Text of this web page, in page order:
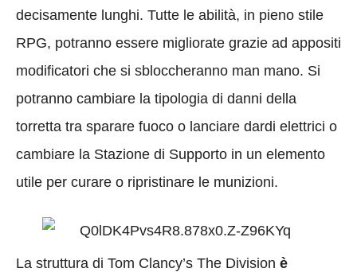
decisamente lunghi. Tutte le abilità, in pieno stile
RPG, potranno essere migliorate grazie ad appositi
modificatori che si sbloccheranno man mano. Si
potranno cambiare la tipologia di danni della
torretta tra sparare fuoco o lanciare dardi elettrici o
cambiare la Stazione di Supporto in un elemento
utile per curare o ripristinare le munizioni.
La struttura di Tom Clancy’s The Division è